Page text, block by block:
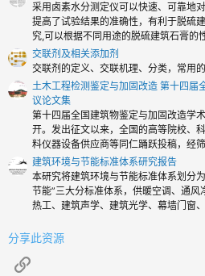
采用卤素水分测定仪可以快速、可靠地
提高了试验结果的准确性，有利于脱硫
究,可以根据不同用途的脱硫建筑石膏的
交联剂及相关添加剂
交联剂的定义、交联机理、分类，常用
土木工程检测鉴定与加固改造 第十四届
议论文集
第十四届全国建筑物鉴定与加固改造学
开。发出征文以来，全国的高等院校、
料仪器设备供应商等同仁踊跃投稿，经
建筑环境与节能标准体系研究报告
本研究将建筑环境与节能标准体系划分
节能”三大分标准体系，供暖空调、通
热工、建筑声学、建筑光学、幕墙门窗
分享此资源
链接